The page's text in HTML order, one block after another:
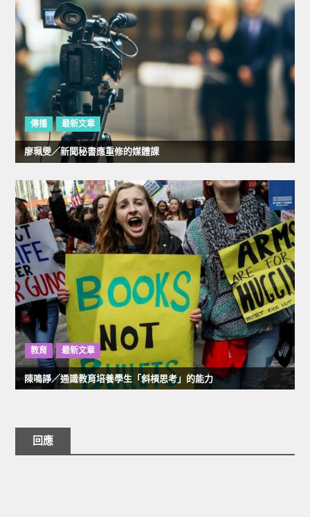
傳播 最新文章
廖珮雯／新聞秘書應重修的媒體課
教育 最新文章
陳鳴諍／通識教育培養學生「斜槓思考」的能力
回應